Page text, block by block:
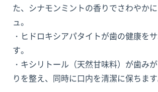
た、シナモンミントの香りでさわやか
ュ。
・ヒドロキシアパタイトが歯の健康を
す。
・キシリトール（天然甘味料）が歯み
りを整え、同時に口内を清潔に保ちます